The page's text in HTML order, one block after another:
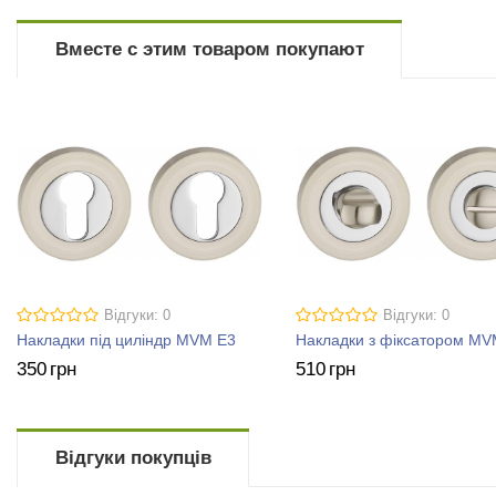
Вместе с этим товаром покупают
Відгуки: 0
Накладки під циліндр MVM E3
350 грн
Відгуки: 0
Накладки з фіксатором
510 грн
Відгуки покупців